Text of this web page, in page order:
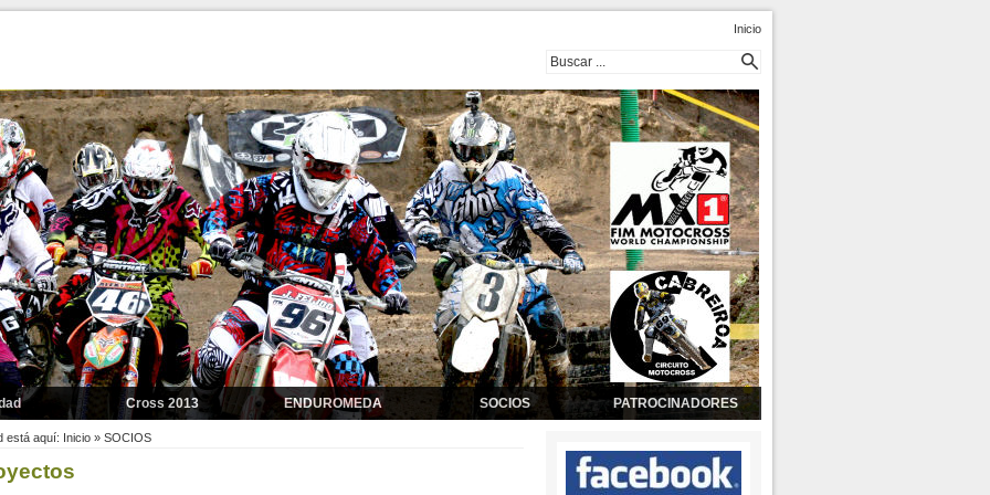
Inicio
2014
2011
Cross 2013
Cross 2012
ENDUROMEDA SOCIOS PATROCINADORES
está aquí: Inicio » SOCIOS